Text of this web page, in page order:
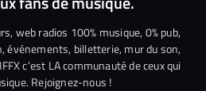
YouTubeLinkedin
web radios 100% musique, 0% pub,
événements, billetterie, mur du son,
c’est LA communauté de ceux qui
Rejoignez-nous !